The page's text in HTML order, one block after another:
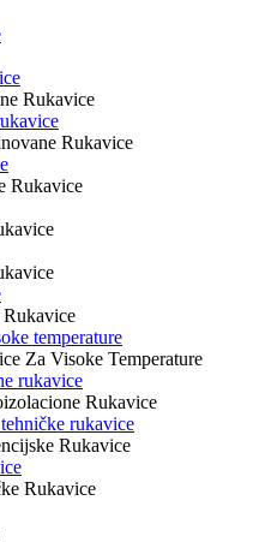
temperature
rukavice
rukavice